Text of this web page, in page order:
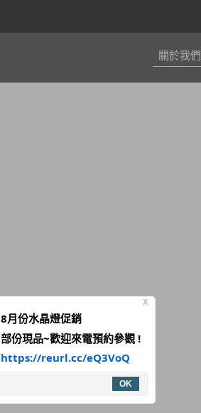
關於我們
X
8月份水晶燈促銷
部份現品~歡迎來電預約參觀 !
https://reurl.cc/eQ3VoQ
OK